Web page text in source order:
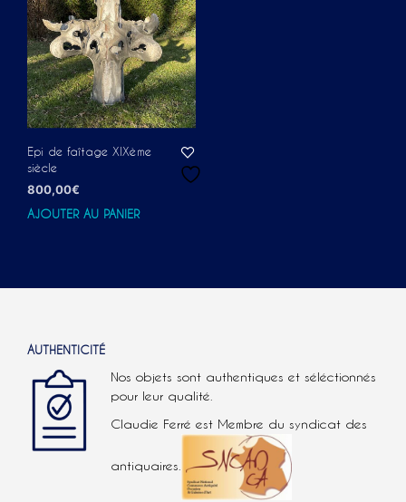
Epi de faîtage XIXème
siècle
800,00€
AJOUTER AU PANIER
AUTHENTICITÉ
Nos objets sont authentiques et séléctionnés
pour leur qualité.
Claudie Ferré est Membre du syndicat des
antiquaires.